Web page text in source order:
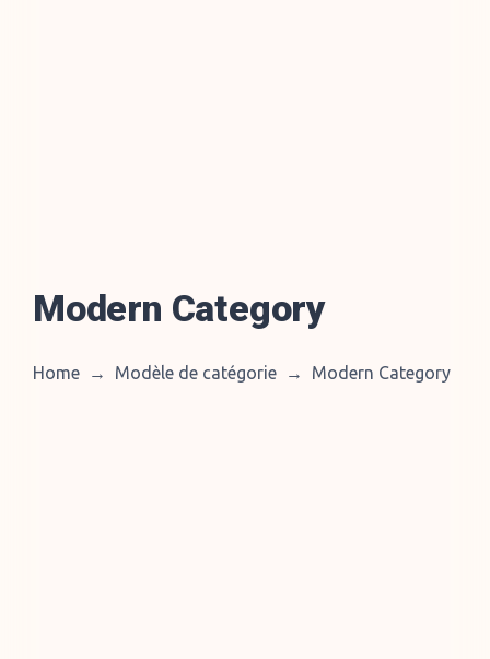
Modern Category
Home → Modèle de catégorie → Modern Category